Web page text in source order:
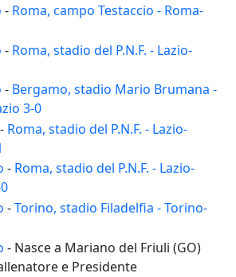
- Roma, campo Testaccio - Roma-
- Roma, stadio del P.N.F. - Lazio-
- Bergamo, stadio Mario Brumana -
3-0
- Roma, stadio del P.N.F. - Lazio-
- Roma, stadio del P.N.F. - Lazio-
-Torino, stadio Filadelfia - Torino-
- Nasce a Mariano del Friuli (GO)
e Presidente